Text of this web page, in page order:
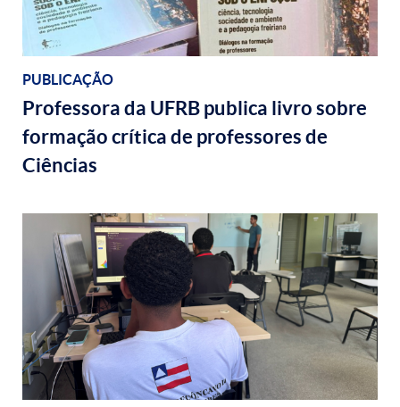
PUBLICAÇÃO
Professora da UFRB publica livro sobre
formação crítica de professores de
Ciências